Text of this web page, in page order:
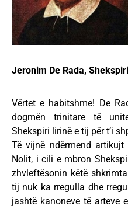
Jeronim De Rada,
Vërtet e habitshme! De
dogmën trinitare të
Shekspiri lirinë e tij për t’i
Të vijnë ndërmend
Nolit, i cili e mbron
zhvleftësonin këtë
tij nuk ka rregulla dhe
jashtë kanoneve të arteve